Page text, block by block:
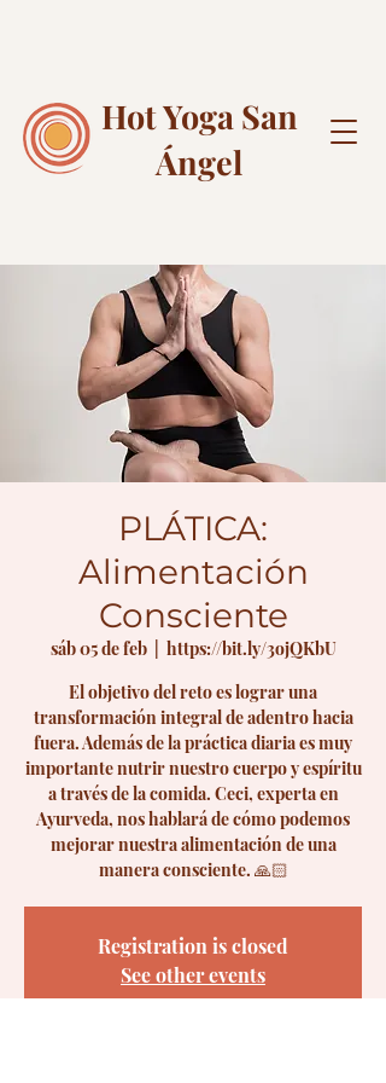
Hot Yoga San
Ángel
PLÁTICA:
Alimentación
Consciente
sáb 05 de feb
  |
https://bit.ly/3ojQKbU
El objetivo del reto es lograr una
transformación integral de adentro hacia
fuera. Además de la práctica diaria es muy
importante nutrir nuestro cuerpo y espíritu
a través de la comida. Ceci, experta en
Ayurveda, nos hablará de cómo podemos
mejorar nuestra alimentación de una
manera consciente. 🙏🏻
Registration is closed
See other events